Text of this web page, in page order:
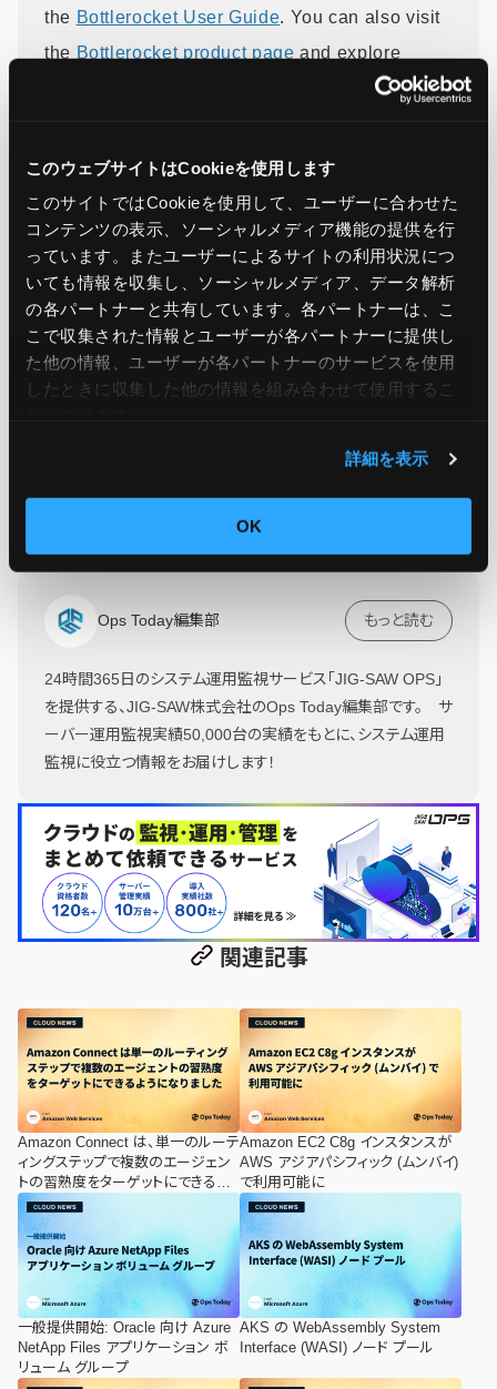
このウェブサイトはCookieを使用します
このサイトではCookieを使用して、ユーザーに合わせた
コンテンツの表示、ソーシャルメディア機能の提供を行
っています。またユーザーによるサイトの利用状況につ
いても情報を収集し、ソーシャルメディア、データ解析
の各パートナーと共有しています。各パートナーは、こ
こで収集された情報とユーザーが各パートナーに提供し
た他の情報、ユーザーが各パートナーのサービスを使用
したときに収集した他の情報を組み合わせて使用​​するこ
詳細を表示
OK
the Bottlerocket User Guide. You can also visit
the Bottlerocket product page and explore
for more
引用元：Bottlerocket now supports NVIDIA Multi-
Instance GPU (MIG) for Kubernetes workloads
この記事をシェア
Ops Today編集部 もっと読む
24時間365日のシステム運用監視サービス「JIG-SAW OPS」
を提供する、JIG-SAW株式会社のOps Today編集部です。 サ
ーバー運用監視実績50,000台の実績をもとに、システム運用
監視に役立つ情報をお届けします！
関連記事
Amazon Connect は、単一のルーテ
ィングステップで複数のエージェン
トの習熟度をターゲットにできるよ
うになりました
Amazon EC2 C8g インスタンスが
AWS アジアパシフィック (ムンバイ)
で利用可能に
一般提供開始: Oracle 向け Azure
NetApp Files アプリケーション ボ
リューム グループ
AKS の WebAssembly System
Interface (WASI) ノード プール